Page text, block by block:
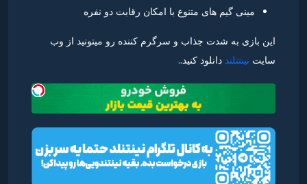
مینی گیم های متنوع با امکان رقابت دو نفره
این بازی به شدت جذاب و سرگرم کننده رو میتونید از وب
سایت نینتنلند دانلود کنید..